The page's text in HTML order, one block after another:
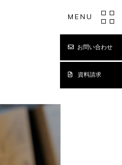
MENU
お問い合わせ
資料請求